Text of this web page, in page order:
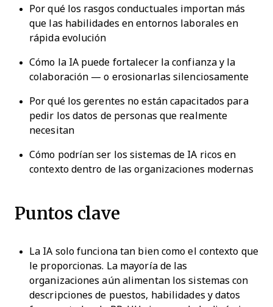
Por qué los rasgos conductuales importan más
que las habilidades en entornos laborales en
rápida evolución
Cómo la IA puede fortalecer la confianza y la
colaboración — o erosionarlas silenciosamente
Por qué los gerentes no están capacitados para
pedir los datos de personas que realmente
necesitan
Cómo podrían ser los sistemas de IA ricos en
contexto dentro de las organizaciones modernas
Puntos clave
La IA solo funciona tan bien como el contexto que
le proporcionas. La mayoría de las
organizaciones aún alimentan los sistemas con
descripciones de puestos, habilidades y datos